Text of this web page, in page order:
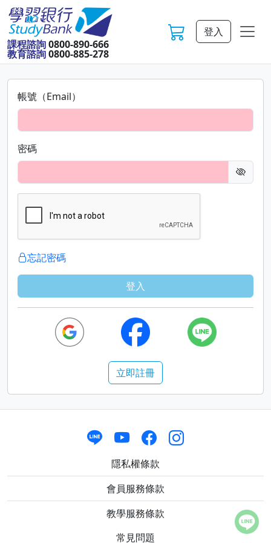
課程諮詢0800-890-666
教育諮詢0800-885-278
登入
帳號（Email）
密碼
忘記密碼
登入
立即註冊
隱私權條款
會員服務條款
教學服務條款
常見問題